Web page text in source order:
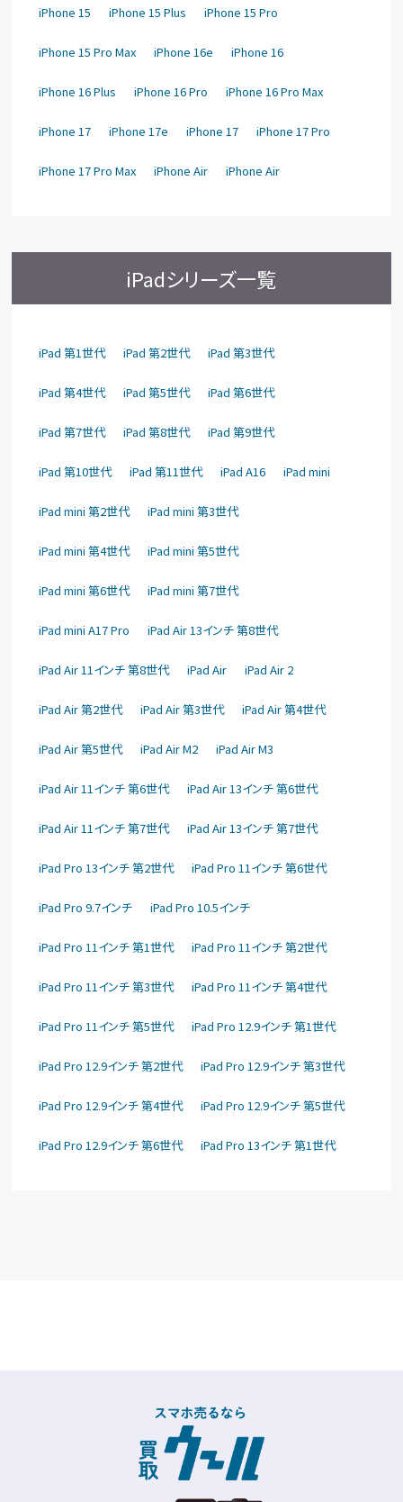
iPhone 15 iPhone 15 Plus iPhone 15 Pro
iPhone 15 Pro Max iPhone 16e iPhone 16
iPhone 16 Plus iPhone 16 Pro iPhone 16 Pro Max
iPhone 17 iPhone 17e iPhone 17 iPhone 17 Pro
iPhone 17 Pro Max iPhone Air iPhone Air
iPadシリーズ一覧
iPad 第1世代 iPad 第2世代 iPad 第3世代
iPad 第4世代 iPad 第5世代 iPad 第6世代
iPad 第7世代 iPad 第8世代 iPad 第9世代
iPad 第10世代 iPad 第11世代 iPad A16 iPad mini
iPad mini 第2世代 iPad mini 第3世代
iPad mini 第4世代 iPad mini 第5世代
iPad mini 第6世代 iPad mini 第7世代
iPad mini A17 Pro iPad Air 13インチ 第8世代
iPad Air 11インチ 第8世代 iPad Air iPad Air 2
iPad Air 第2世代 iPad Air 第3世代 iPad Air 第4世代
iPad Air 第5世代 iPad Air M2 iPad Air M3
iPad Air 11インチ 第6世代 iPad Air 13インチ 第6世代
iPad Air 11インチ 第7世代 iPad Air 13インチ 第7世代
iPad Pro 13インチ 第2世代 iPad Pro 11インチ 第6世代
iPad Pro 9.7インチ iPad Pro 10.5インチ
iPad Pro 11インチ 第1世代 iPad Pro 11インチ 第2世代
iPad Pro 11インチ 第3世代 iPad Pro 11インチ 第4世代
iPad Pro 11インチ 第5世代 iPad Pro 12.9インチ 第1世代
iPad Pro 12.9インチ 第2世代 iPad Pro 12.9インチ 第3世代
iPad Pro 12.9インチ 第4世代 iPad Pro 12.9インチ 第5世代
iPad Pro 12.9インチ 第6世代 iPad Pro 13インチ 第1世代